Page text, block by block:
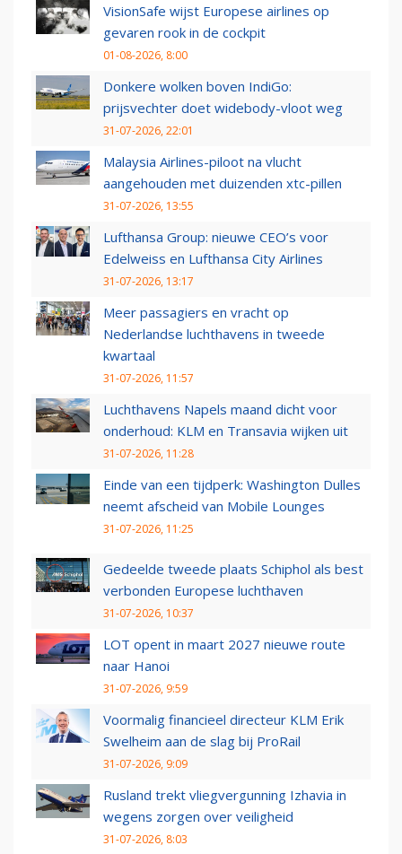
VisionSafe wijst Europese airlines op
gevaren rook in de cockpit
01-08-2026, 8:00
Donkere wolken boven IndiGo:
prijsvechter doet widebody-vloot weg
31-07-2026, 22:01
Malaysia Airlines-piloot na vlucht
aangehouden met duizenden xtc-pillen
31-07-2026, 13:55
Lufthansa Group: nieuwe CEO’s voor
Edelweiss en Lufthansa City Airlines
31-07-2026, 13:17
Meer passagiers en vracht op
Nederlandse luchthavens in tweede
kwartaal
31-07-2026, 11:57
Luchthavens Napels maand dicht voor
onderhoud: KLM en Transavia wijken uit
31-07-2026, 11:28
Einde van een tijdperk: Washington Dulles
neemt afscheid van Mobile Lounges
31-07-2026, 11:25
Gedeelde tweede plaats Schiphol als best
verbonden Europese luchthaven
31-07-2026, 10:37
LOT opent in maart 2027 nieuwe route
naar Hanoi
31-07-2026, 9:59
Voormalig financieel directeur KLM Erik
Swelheim aan de slag bij ProRail
31-07-2026, 9:09
Rusland trekt vliegvergunning Izhavia in
wegens zorgen over veiligheid
31-07-2026, 8:03